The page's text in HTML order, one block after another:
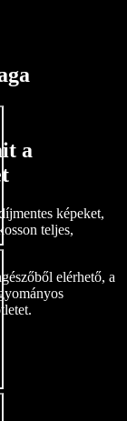
a
képeket,
teljes,
elérhető, a